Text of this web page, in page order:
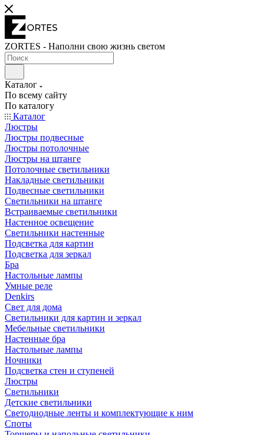
ZORTES - Наполни свою жизнь светом
Каталог
По всему сайту
По каталогу
Каталог
Люстры
Люстры подвесные
Люстры потолочные
Люстры на штанге
Потолочные светильники
Накладные светильники
Подвесные светильники
Светильники на штанге
Встраиваемые светильники
Настенное освещение
Светильники настенные
Подсветка для картин
Подсветка для зеркал
Бра
Настольные лампы
Умные реле
Denkirs
Свет для дома
Светильники для картин и зеркал
Мебельные светильники
Настенные бра
Настольные лампы
Ночники
Подсветка стен и ступеней
Люстры
Светильники
Детские светильники
Светодиодные ленты и комплектующие к ним
Споты